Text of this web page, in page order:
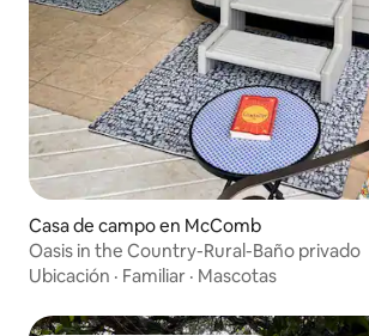
Casa de campo en McComb
Oasis in the Country-Rural-Baño privado
Ubicación · Familiar · Mascotas